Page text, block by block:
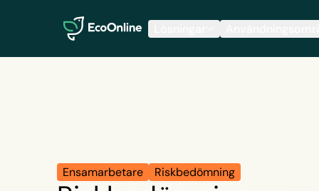
EcoOnline
Ensamarbetare Riskbedömning